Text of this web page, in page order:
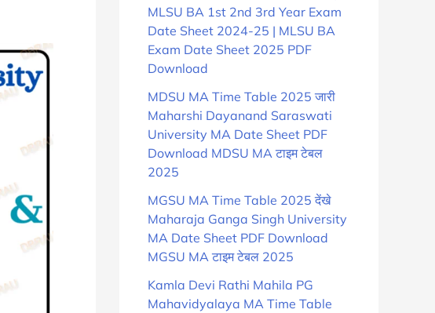
MLSU BA 1st 2nd 3rd Year Exam
Date Sheet 2024-25 | MLSU BA
Exam Date Sheet 2025 PDF
Download
MDSU MA Time Table 2025 जारी
Maharshi Dayanand Saraswati
University MA Date Sheet PDF
Download MDSU MA टाइम टेबल
2025
MGSU MA Time Table 2025 देंखे
Maharaja Ganga Singh University
MA Date Sheet PDF Download
MGSU MA टाइम टेबल 2025
Kamla Devi Rathi Mahila PG
Mahavidyalaya MA Time Table